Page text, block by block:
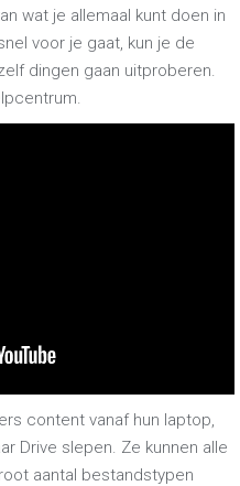
wat je allemaal kunt doen in
voor je gaat, kun je de
dingen gaan uitproberen.
content vanaf hun laptop,
Drive slepen. Ze kunnen alle
aantal bestandstypen